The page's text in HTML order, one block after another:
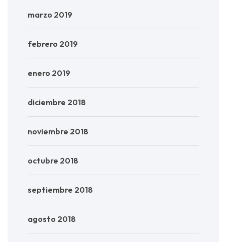
marzo 2019
febrero 2019
enero 2019
diciembre 2018
noviembre 2018
octubre 2018
septiembre 2018
agosto 2018